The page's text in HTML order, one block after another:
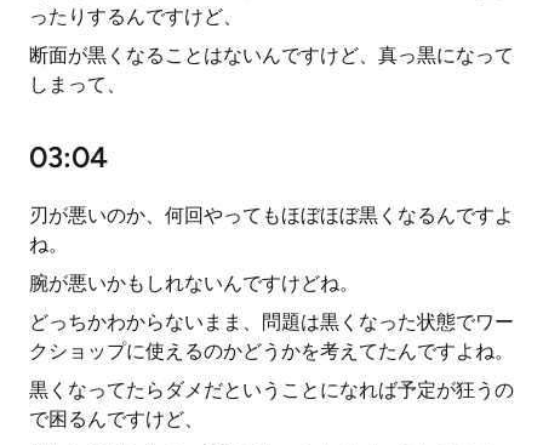
ったりするんですけど、
断面が黒くなることはないんですけど、真っ黒になって
しまって、
03:04
刃が悪いのか、何回やってもほぼほぼ黒くなるんですよ
ね。
腕が悪いかもしれないんですけどね。
どっちかわからないまま、問題は黒くなった状態でワー
クショップに使えるのかどうかを考えてたんですよね。
黒くなってたらダメだということになれば予定が狂うの
で困るんですけど、